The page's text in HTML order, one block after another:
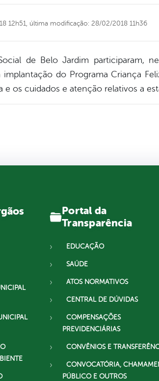
12h51, última modificação: 28/02/2018 11h36
de Belo Jardim participaram,
do Programa Criança
os cuidados e atenção relativos a
Portal da
Transparência
EDUCAÇÃO
SAÚDE
ATOS NORMATIVOS
CENTRAL DE DÚVIDAS
COMPENSAÇÕES
PREVIDENCIÁRIAS
CONVÊNIOS E
CONVOCATÓRIA,
PÚBLICO E OUTROS